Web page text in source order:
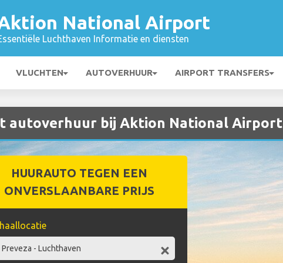
National Airport
Luchthaven Informatie en diensten
VLUCHTEN AUTOVERHUUR AIRPORT TRANSFERS
autoverhuur bij Aktion National Airport
HUURAUTO TEGEN EEN
ONVERSLAANBARE PRIJS